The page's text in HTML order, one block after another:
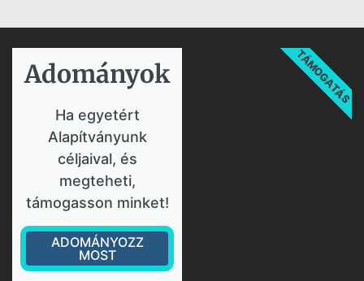
Adományok​
Ha egyetért
Alapítványunk
céljaival, és
megteheti,
támogasson minket!
ADOMÁNYOZZ
MOST
TÁMOGATÁS